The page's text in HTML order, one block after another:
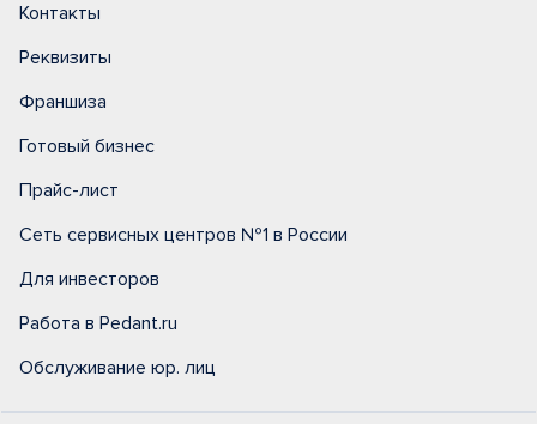
Контакты
Реквизиты
Франшиза
Готовый бизнес
Прайс-лист
Сеть сервисных центров №1 в России
Для инвесторов
Работа в Pedant.ru
Обслуживание юр. лиц